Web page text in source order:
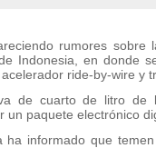
rumores sobre
Indonesia, en donde
ride-by-wire y
de cuarto de litro de
un paquete electrónico
ha informado que